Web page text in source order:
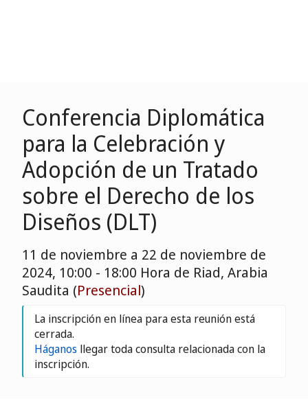
Conferencia Diplomática
para la Celebración y
Adopción de un Tratado
sobre el Derecho de los
Diseños (DLT)
11 de noviembre a 22 de noviembre de
2024, 10:00 - 18:00 Hora de Riad, Arabia
Saudita (Presencial)
La inscripción en línea para esta reunión está
cerrada.
Háganos llegar toda consulta relacionada con la
inscripción.